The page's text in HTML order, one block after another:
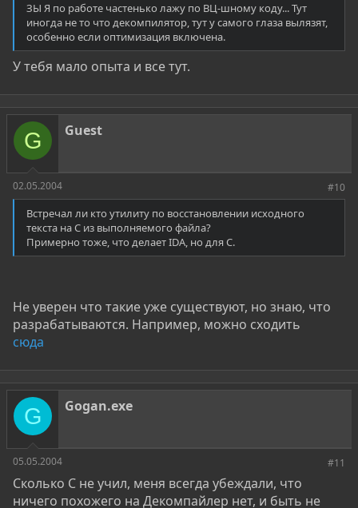
ЗЫ Я по работе частенько лажу по ВЦ-шному коду... Тут
иногда не то что декомпилятор, тут у самого глаза вылязят,
особенно если оптимизация включена.
У тебя мало опыта и все тут.
G Guest
02.05.2004 #10
Встречал ли кто утилиту по восстановлении исходного
текста на C из выполняемого файла?
Примерно тоже, что делает IDA, но для C.
Не уверен что такие уже существуют, но знаю, что
разрабатываются. Например, можно сходить
сюда
G Gogan.exe
05.05.2004 #11
Сколько С не учил, меня всегда убеждали, что
ничего похожего на Декомпайлер нет, и быть не